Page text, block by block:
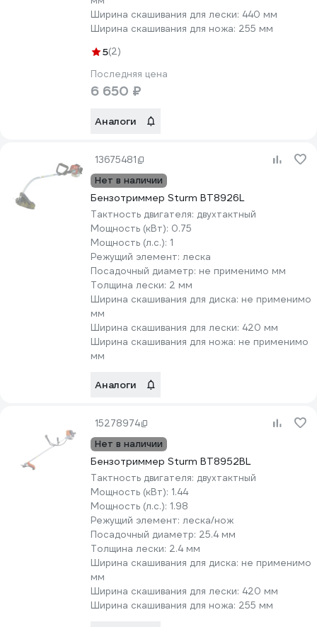
Ширина скашивания для лески: 440 мм
Ширина скашивания для ножа: 255 мм
5(2)
Последняя цена
6 650 ₽
Аналоги
13675481
Нет в наличии
Бензотриммер Sturm BT8926L
Тактность двигателя: двухтактный
Мощность (кВт): 0.75
Мощность (л.с.): 1
Режущий элемент: леска
Посадочный диаметр: не применимо мм
Толщина лески: 2 мм
Ширина скашивания для диска: не применимо
мм
Ширина скашивания для лески: 420 мм
Ширина скашивания для ножа: не применимо
мм
Аналоги
15278974
Нет в наличии
Бензотриммер Sturm BT8952BL
Тактность двигателя: двухтактный
Мощность (кВт): 1.44
Мощность (л.с.): 1.98
Режущий элемент: леска/нож
Посадочный диаметр: 25.4 мм
Толщина лески: 2.4 мм
Ширина скашивания для диска: не применимо
мм
Ширина скашивания для лески: 420 мм
Ширина скашивания для ножа: 255 мм